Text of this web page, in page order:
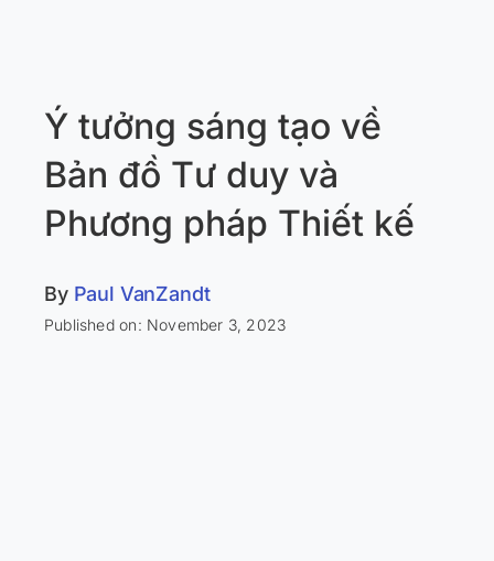
Ý tưởng sáng tạo về
Bản đồ Tư duy và
Phương pháp Thiết kế
By Paul VanZandt
Published on: November 3, 2023